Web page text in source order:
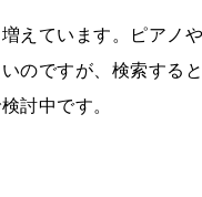
えています。ピアノ
のですが、検索する
討中です。